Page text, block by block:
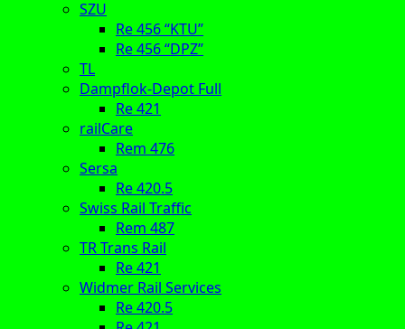
SZU
Re 456 “KTU”
Re 456 “DPZ”
TL
Dampflok-Depot Full
Re 421
railCare
Rem 476
Sersa
Re 420.5
Swiss Rail Traffic
Rem 487
TR Trans Rail
Re 421
Widmer Rail Services
Re 420.5